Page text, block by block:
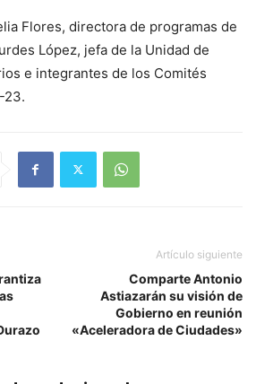
Flores, directora de programas de
López, jefa de la Unidad de
e integrantes de los Comités
23.
Artículo siguiente
Comparte Antonio
Astiazarán su visión de
Gobierno en reunión
«Aceleradora de Ciudades»